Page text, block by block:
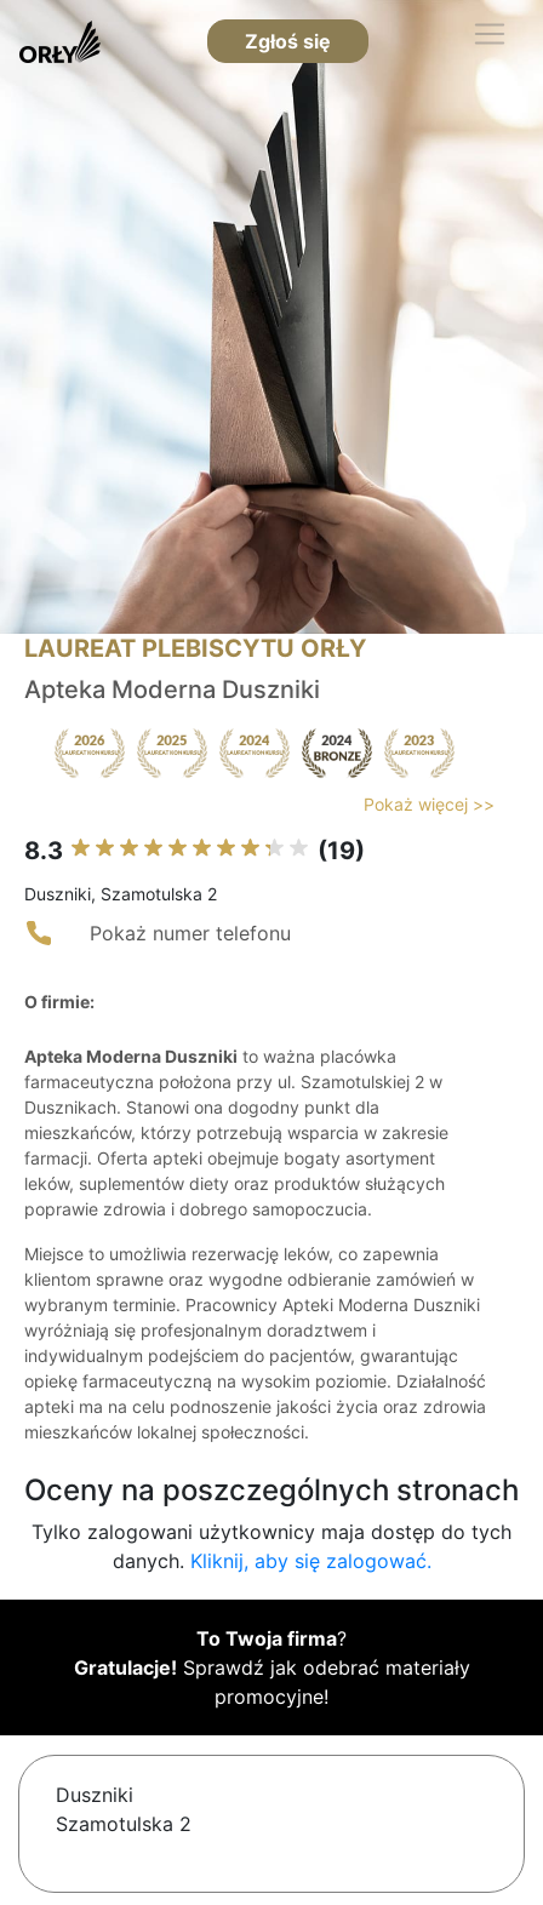
Zgłoś się
LAUREAT PLEBISCYTU ORŁY
Apteka Moderna Duszniki
Pokaż więcej >>
8.3 (19)
Duszniki, Szamotulska 2
Pokaż numer telefonu
O firmie:
Apteka Moderna Duszniki to ważna placówka
farmaceutyczna położona przy ul. Szamotulskiej 2 w
Dusznikach. Stanowi ona dogodny punkt dla
mieszkańców, którzy potrzebują wsparcia w zakresie
farmacji. Oferta apteki obejmuje bogaty asortyment
leków, suplementów diety oraz produktów służących
poprawie zdrowia i dobrego samopoczucia.
Miejsce to umożliwia rezerwację leków, co zapewnia
klientom sprawne oraz wygodne odbieranie zamówień w
wybranym terminie. Pracownicy Apteki Moderna Duszniki
wyróżniają się profesjonalnym doradztwem i
indywidualnym podejściem do pacjentów, gwarantując
opiekę farmaceutyczną na wysokim poziomie. Działalność
apteki ma na celu podnoszenie jakości życia oraz zdrowia
mieszkańców lokalnej społeczności.
Oceny na poszczególnych stronach
Tylko zalogowani użytkownicy maja dostęp do tych
danych. Kliknij, aby się zalogować.
To Twoja firma?
Gratulacje! Sprawdź jak odebrać materiały
promocyjne!
Duszniki
Szamotulska 2